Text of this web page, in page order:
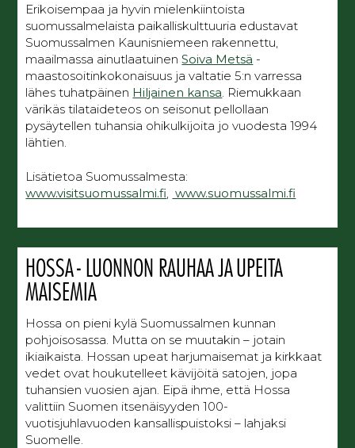
Erikoisempaa ja hyvin mielenkiintoista
suomussalmelaista paikalliskulttuuria edustavat
Suomussalmen Kaunisniemeen rakennettu,
maailmassa ainutlaatuinenSoiva Metsä -
maastosoitinkokonaisuus ja valtatie 5:n varressa
lähes tuhatpäinen Hiljainen kansa . Riemukkaan
värikäs tilataideteos on seisonut pellollaan
pysäytellen tuhansia ohikulkijoita jo vuodesta 1994
lähtien.
Lisätietoa Suomussalmesta:
www.visitsuomussalmi.fi, www.suomussalmi.fi
HOSSA - LUONNON RAUHAA JA UPEITA
MAISEMIA
Hossa on pieni kylä Suomussalmen kunnan
pohjoisosassa. Mutta on se muutakin – jotain
ikiaikaista. Hossan upeat harjumaisemat ja kirkkaat
vedet ovat houkutelleet kävijöitä satojen, jopa
tuhansien vuosien ajan. Eipä ihme, että Hossa
valittiin Suomen itsenäisyyden 100-
vuotisjuhlavuoden kansallispuistoksi – lahjaksi
Suomelle.